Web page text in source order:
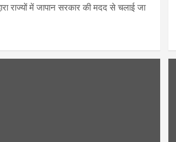
राज्यों में जापान सरकार की मदद से चलाई जा